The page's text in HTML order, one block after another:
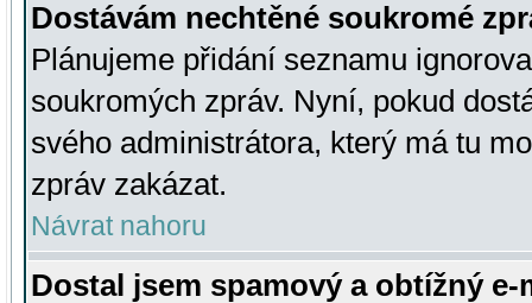
Dostávám nechtěné soukromé
Plánujeme přidání seznamu
soukromých zpráv. Nyní, pokud
svého administrátora, který má tu
zpráv zakázat.
Návrat nahoru
Dostal jsem spamový a obtížný